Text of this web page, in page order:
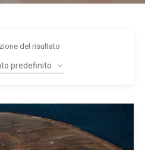
del risultato